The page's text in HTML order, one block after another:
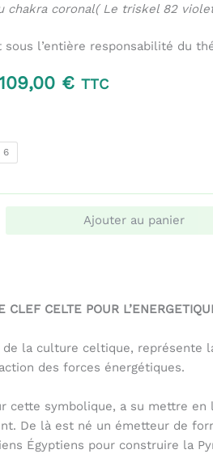
chakra coronal( Le triskel 82
sous l’entière responsabilité du
€Plage
109,00 €
TTC
6
Ajouter au panier
CELTE POUR
la culture celtique,
des forces énergétiques.
cette symbolique, a su mettre
De là est né un émetteur de
Égyptiens pour construire la